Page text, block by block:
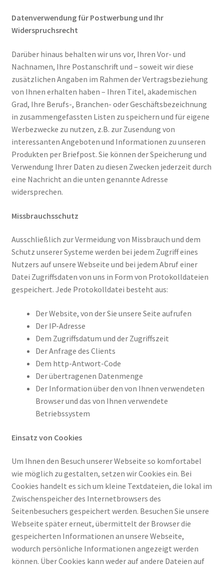
Datenverwendung für Postwerbung und Ihr
Widerspruchsrecht
Darüber hinaus behalten wir uns vor, Ihren Vor- und
Nachnamen, Ihre Postanschrift und – soweit wir diese
zusätzlichen Angaben im Rahmen der Vertragsbeziehung
von Ihnen erhalten haben – Ihren Titel, akademischen
Grad, Ihre Berufs-, Branchen- oder Geschäftsbezeichnung
in zusammengefassten Listen zu speichern und für eigene
Werbezwecke zu nutzen, z.B. zur Zusendung von
interessanten Angeboten und Informationen zu unseren
Produkten per Briefpost. Sie können der Speicherung und
Verwendung Ihrer Daten zu diesen Zwecken jederzeit durch
eine Nachricht an die unten genannte Adresse
widersprechen.
Missbrauchsschutz
Ausschließlich zur Vermeidung von Missbrauch und dem
Schutz unserer Systeme werden bei jedem Zugriff eines
Nutzers auf unsere Webseite und bei jedem Abruf einer
Datei Zugriffsdaten von uns in Form von Protokolldateien
gespeichert. Jede Protokolldatei besteht aus:
Der Website, von der Sie unsere Seite aufrufen
Der IP-Adresse
Dem Zugriffsdatum und der Zugriffszeit
Der Anfrage des Clients
Dem http-Antwort-Code
Der übertragenen Datenmenge
Der Information über den von Ihnen verwendeten
Browser und das von Ihnen verwendete
Betriebssystem
Einsatz von Cookies
Um Ihnen den Besuch unserer Webseite so komfortabel
wie möglich zu gestalten, setzen wir Cookies ein. Bei
Cookies handelt es sich um kleine Textdateien, die lokal im
Zwischenspeicher des Internetbrowsers des
Seitenbesuchers gespeichert werden. Besuchen Sie unsere
Webseite später erneut, übermittelt der Browser die
gespeicherten Informationen an unsere Webseite,
wodurch persönliche Informationen angezeigt werden
können. Über Cookies kann weder auf andere Dateien auf